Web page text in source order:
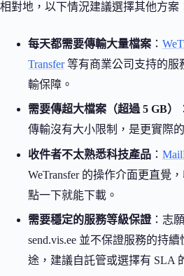
相對地，以下情況建議選擇其他方案
每天都需要傳輸大量檔案 ：
Transfer等有商業公司支持的服
輸保障。
需要傳超大檔案（超過 5 GB） ：
傳輸沒有大小限制，是更實際
收件者不太熟悉科技產品 ：
WeTransfer 的操作介面更直覺
點一下就能下載。
需要穩定的服務等級保證 ：志
send.vis.ee 並不保證服務的持
途，建議自託管或選擇有 SLA